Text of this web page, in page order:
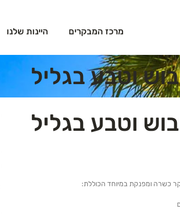
מרכז המבקרים היינות שלנו
כשרה ומפנקת במיוחד הכוללת: